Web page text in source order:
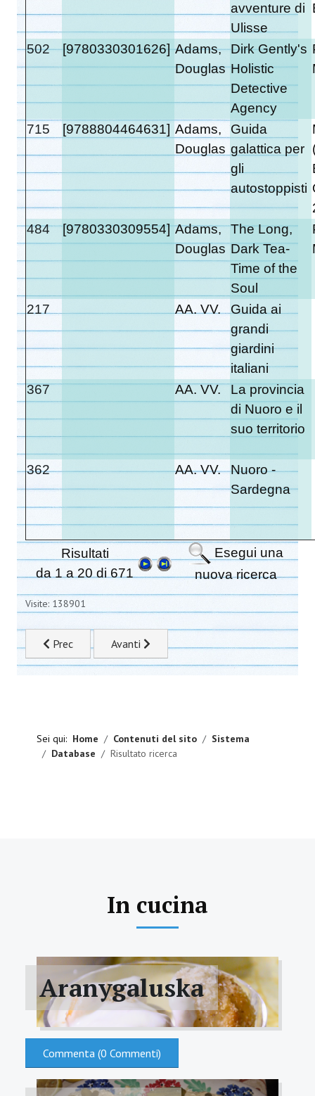
avventure di
Ulisse
502 [9780330301626]Adams,
Douglas
Dirk Gently's
Holistic
Detective
Agency
715 [9788804464631] Adams,
Douglas
Guida
galattica per
gli
autostoppisti
484
[9780330309554]Adams,
Douglas
The Long,
Dark Tea-
Time of the
Soul
217 AA. VV. Guida ai
grandi
giardini
italiani
367
AA. VV. La provincia
di Nuoro e il
suo territorio
362 AA. VV. Nuoro -
Sardegna
Risultati
da 1 a 20 di 671
Esegui una
nuova ricerca
Visite: 138901
Articolo precedente: Form libri
Prec Articolo successivo: I nostri libri
Avanti
Sei qui: Home Contenuti del sito
Sistema
Database
Risultato ricerca
In cucina
Aranygaluska
Commenta (0 Commenti)